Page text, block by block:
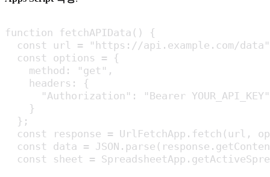
function fetchAPIData() {
const url = "https://api.example.com/
  const options = {
    method: "get",
    headers: {
      "Authorization": "Bearer YOUR_API_KEY"
    }
  };
const response = UrlFetchApp.fetch(url,
const data =
const sheet =